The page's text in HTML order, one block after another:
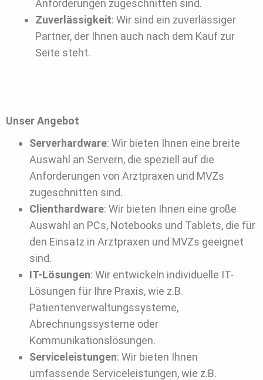
Anforderungen zugeschnitten sind.
Zuverlässigkeit: Wir sind ein zuverlässiger
Partner, der Ihnen auch nach dem Kauf zur
Seite steht.
Unser Angebot
Serverhardware: Wir bieten Ihnen eine breite
Auswahl an Servern, die speziell auf die
Anforderungen von Arztpraxen und MVZs
zugeschnitten sind.
Clienthardware: Wir bieten Ihnen eine große
Auswahl an PCs, Notebooks und Tablets, die für
den Einsatz in Arztpraxen und MVZs geeignet
sind.
IT-Lösungen: Wir entwickeln individuelle IT-
Lösungen für Ihre Praxis, wie z.B.
Patientenverwaltungssysteme,
Abrechnungssysteme oder
Kommunikationslösungen.
Serviceleistungen: Wir bieten Ihnen
umfassende Serviceleistungen, wie z.B.